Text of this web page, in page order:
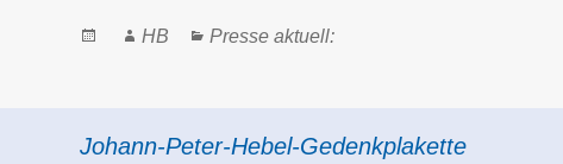
PostedAuthor
HB Categories
Presse aktuell:
Johann-Peter-Hebel-Gedenkplakette